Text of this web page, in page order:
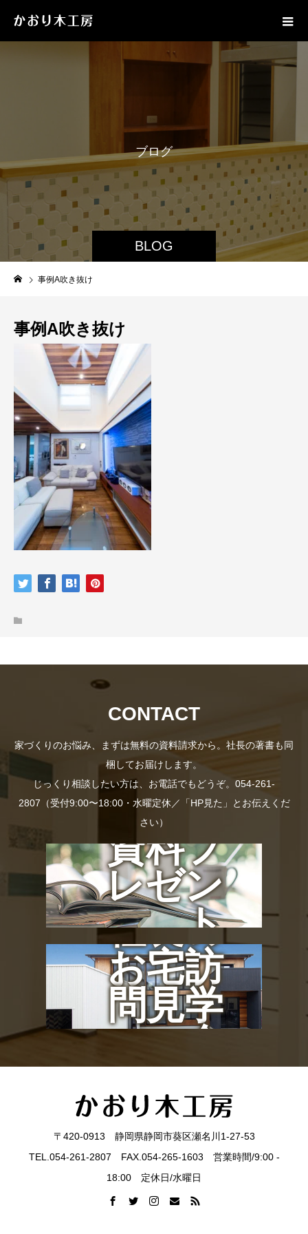
BLOG
ブログ
事例A吹き抜け
事例A吹き抜け
CONTACT
家づくりのお悩み、まずは無料の資料請求から。社長の著書も同
梱してお届けします。
じっくり相談したい方は、お電話でもどうぞ。054-261-
2807（受付9:00〜18:00・水曜定休／「HP見た」とお伝えくだ
さい）
資料プ
レゼン
ト
社長の
お宅訪
問見学
会
〒420-0913 静岡県静岡市葵区瀬名川1-27-53
TEL.054-261-2807 FAX.054-265-1603 営業時間/9:00 -
18:00 定休日/水曜日